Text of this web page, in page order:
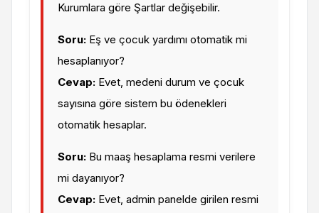
Kurumlara göre Şartlar değişebilir.
Soru: Eş ve çocuk yardımı otomatik mi
hesaplanıyor?
Cevap: Evet, medeni durum ve çocuk
sayısına göre sistem bu ödenekleri
otomatik hesaplar.
Soru: Bu maaş hesaplama resmi verilere
mi dayanıyor?
Cevap: Evet, admin panelde girilen resmi